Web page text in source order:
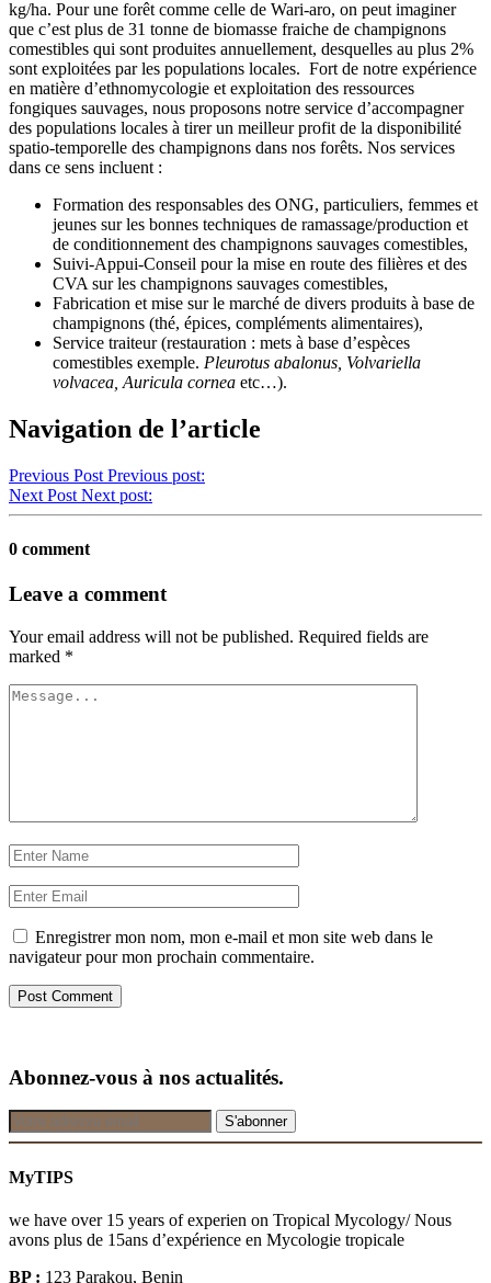
kg/ha. Pour une forêt comme celle de Wari-aro, on peut imaginer
que c’est plus de 31 tonne de biomasse fraiche de champignons
comestibles qui sont produites annuellement, desquelles au plus 2%
sont exploitées par les populations locales. Fort de notre expérience
en matière d’ethnomycologie et exploitation des ressources
fongiques sauvages, nous proposons notre service d’accompagner
des populations locales à tirer un meilleur profit de la disponibilité
spatio-temporelle des champignons dans nos forêts. Nos services
dans ce sens incluent :
Formation des responsables des ONG, particuliers, femmes et
jeunes sur les bonnes techniques de ramassage/production et
de conditionnement des champignons sauvages comestibles,
Suivi-Appui-Conseil pour la mise en route des filières et des
CVA sur les champignons sauvages comestibles,
Fabrication et mise sur le marché de divers produits à base de
champignons (thé, épices, compléments alimentaires),
Service traiteur (restauration : mets à base d’espèces
comestibles exemple. Pleurotus abalonus, Volvariella
volvacea, Auricula cornea etc…).
Navigation de l’article
Previous Post Previous post:
Next Post Next post:
0 comment
Leave a comment
Your email address will not be published. Required fields are
marked *
Enregistrer mon nom, mon e-mail et mon site web dans le
navigateur pour mon prochain commentaire.
Abonnez-vous à nos actualités.
MyTIPS
we have over 15 years of experien on Tropical Mycology/ Nous
avons plus de 15ans d’expérience en Mycologie tropicale
BP : 123 Parakou, Benin